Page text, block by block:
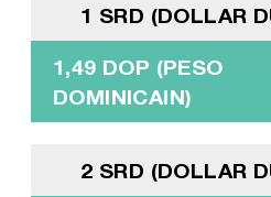
1 SRD (DOLLAR
1,49 DOP (PESO
DOMINICAIN)
2 SRD (DOLLAR